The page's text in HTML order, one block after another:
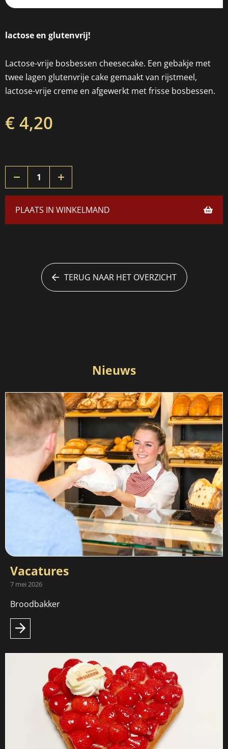
lactose en glutenvrij!
Lactose-vrije bosbessen cheesecake. Een gebakje met
twee lagen glutenvrije cake gemaakt van rijstmeel,
lactose-vrije creme en afgewerkt met frisse bosbessen.
€ 4,20
PLAATS IN WINKELMAND
TERUG NAAR HET OVERZICHT
Nieuws
Vacatures
7 mei 2026
Broodbakker